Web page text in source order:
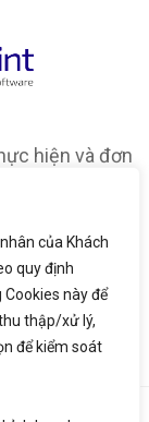
của Khách
quy định
này để
thập/xử lý,
để kiểm soát
hiện và đơn